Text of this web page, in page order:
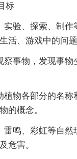
标
验、探索、制作
活、游戏中的问题
事物，发现事物
物各部分的名称
的概念。
鸣、彩虹等自然
危害。